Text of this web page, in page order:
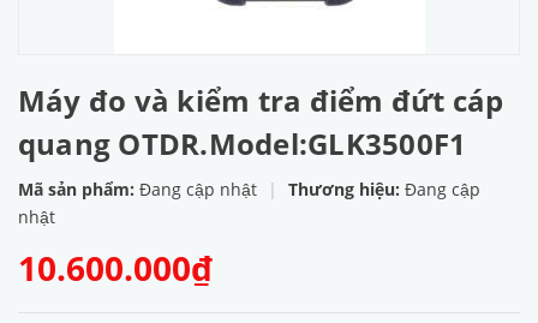
Máy đo và kiểm tra điểm đứt cáp
quang OTDR.Model:GLK3500F1
Mã sản phẩm: Đang cập nhật | Thương hiệu: Đang cập
nhật
10.600.000₫